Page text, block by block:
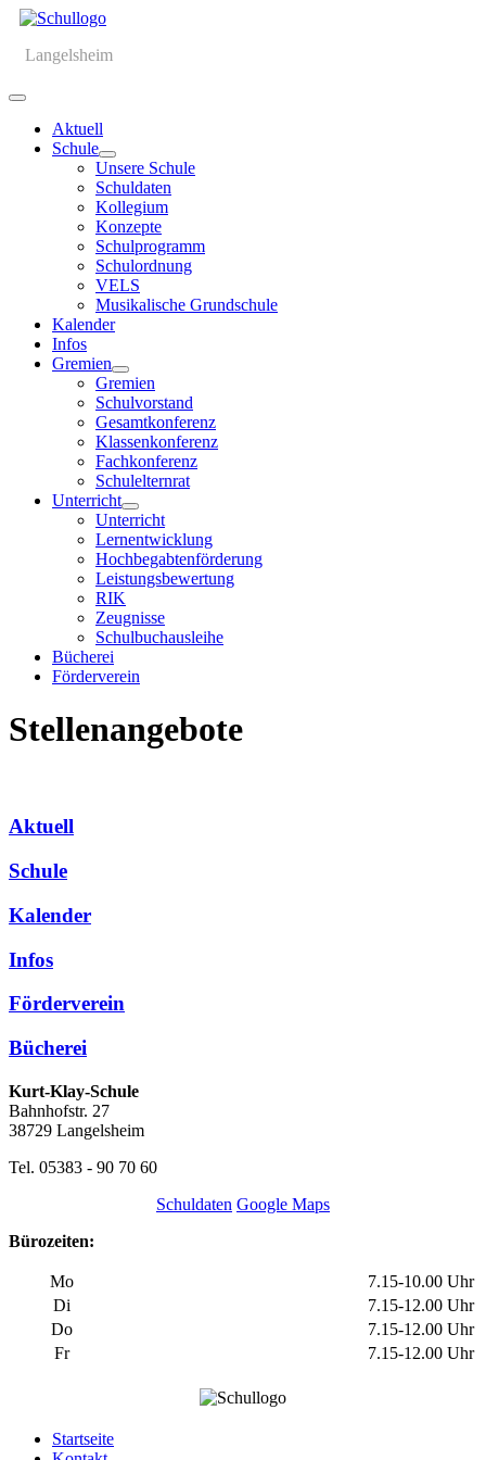
Langelsheim
Aktuell
Schule
Unsere Schule
Schuldaten
Kollegium
Konzepte
Schulprogramm
Schulordnung
VELS
Musikalische Grundschule
Kalender
Infos
Gremien
Gremien
Schulvorstand
Gesamtkonferenz
Klassenkonferenz
Fachkonferenz
Schulelternrat
Unterricht
Unterricht
Lernentwicklung
Hochbegabtenförderung
Leistungsbewertung
RIK
Zeugnisse
Schulbuchausleihe
Bücherei
Förderverein
Stellenangebote
Aktuell
Schule
Kalender
Infos
Förderverein
Bücherei
Kurt-Klay-Schule
Bahnhofstr. 27
38729 Langelsheim
Tel. 05383 - 90 70 60
Schuldaten Google Maps
Bürozeiten:
Mo
7.15-10.00 Uhr
Di
7.15-12.00 Uhr
Do
7.15-12.00 Uhr
Fr
7.15-12.00 Uhr
Startseite